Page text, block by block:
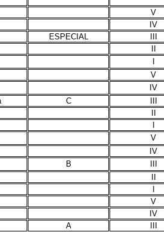
V
IV
ESPECIAL
V
IV
C
V
IV
B
V
IV
A